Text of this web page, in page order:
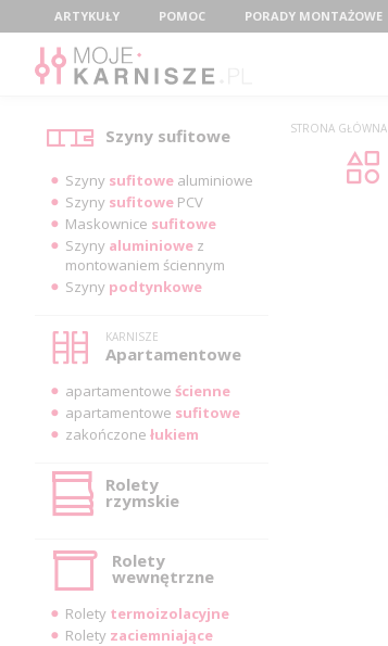
MenuARTYKUŁY POMOC PORADY MONTAŻOWE
Szyny sufitowe
Szyny sufitowe aluminiowe
Szyny sufitowe PCV
Maskownice sufitowe
Szyny aluminiowe z
montowaniem ściennym
Szyny podtynkowe
KARNISZE
Apartamentowe
apartamentowe ścienne
apartamentowe sufitowe
zakończone łukiem
Rolety
rzymskie
Rolety
wewnętrzne
Rolety termoizolacyjne
Rolety zaciemniające
STRONA GŁÓWNA